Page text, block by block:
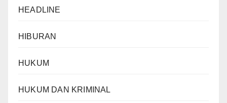
HEADLINE
HIBURAN
HUKUM
HUKUM DAN KRIMINAL